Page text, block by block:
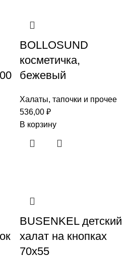
BOLLOSUND
косметичка,
бежевый
Халаты, тапочки и прочее
536,00 ₽
В корзину
BUSENKEL детский
халат на кнопках
70х55